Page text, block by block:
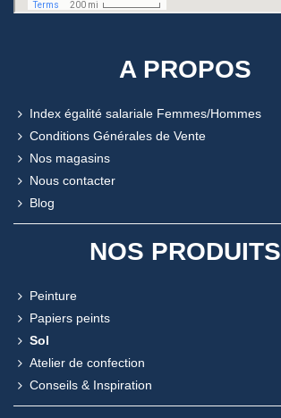
A PROPOS
Index égalité salariale Femmes/Hommes
Conditions Générales de Vente
Nos magasins
Nous contacter
Blog
NOS PRODUITS
Peinture
Papiers peints
Sol
Atelier de confection
Conseils & Inspiration